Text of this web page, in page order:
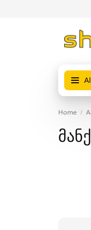
Home